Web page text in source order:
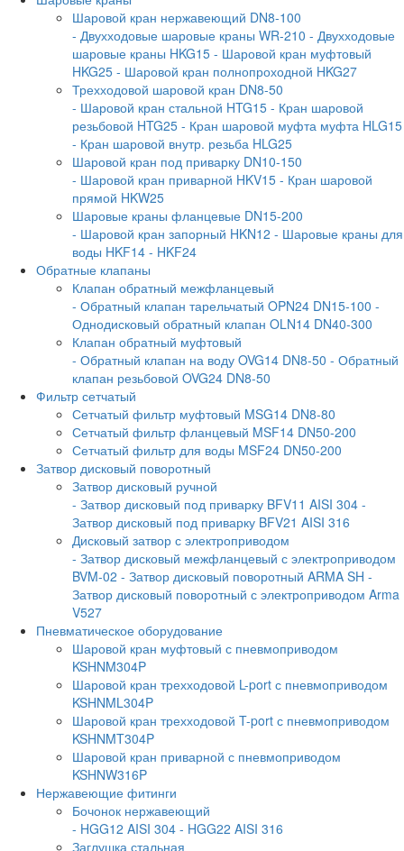
Шаровой кран нержавеющий DN8-100
- Двухходовые шаровые краны WR-210 - Двухходовые
шаровые краны HKG15 - Шаровой кран муфтовый
HKG25 - Шаровой кран полнопроходной HKG27
Трехходовой шаровой кран DN8-50
- Шаровой кран стальной HTG15 - Кран шаровой
резьбовой HTG25 - Кран шаровой муфта муфта HLG15
- Кран шаровой внутр. резьба HLG25
Шаровой кран под приварку DN10-150
- Шаровой кран приварной HKV15 - Кран шаровой
прямой HKW25
Шаровые краны фланцевые DN15-200
- Шаровой кран запорный HKN12 - Шаровые краны для
воды HKF14 - HKF24
Обратные клапаны
Клапан обратный межфланцевый
- Обратный клапан тарельчатый OPN24 DN15-100 -
Однодисковый обратный клапан OLN14 DN40-300
Клапан обратный муфтовый
- Обратный клапан на воду OVG14 DN8-50 - Обратный
клапан резьбовой OVG24 DN8-50
Фильтр сетчатый
Сетчатый фильтр муфтовый MSG14 DN8-80
Сетчатый фильтр фланцевый MSF14 DN50-200
Сетчатый фильтр для воды MSF24 DN50-200
Затвор дисковый поворотный
Затвор дисковый ручной
- Затвор дисковый под приварку BFV11 AISI 304 -
Затвор дисковый под приварку BFV21 AISI 316
Дисковый затвор с электроприводом
- Затвор дисковый межфланцевый с электроприводом
BVM-02 - Затвор дисковый поворотный ARMA SH -
Затвор дисковый поворотный с электроприводом Arma
V527
Пневматическое оборудование
Шаровой кран муфтовый с пневмоприводом
KSHNM304P
Шаровой кран трехходовой L-port с пневмоприводом
KSHNML304P
Шаровой кран трехходовой T-port с пневмоприводом
KSHNMT304P
Шаровой кран приварной с пневмоприводом
KSHNW316P
Нержавеющие фитинги
Бочонок нержавеющий
- HGG12 AISI 304 - HGG22 AISI 316
Заглушка стальная